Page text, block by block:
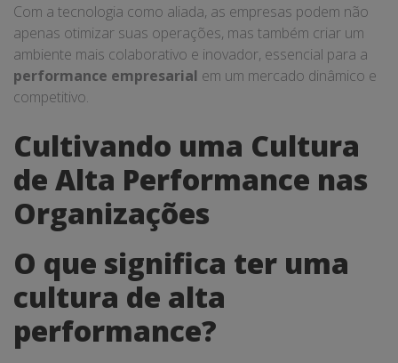
Com a tecnologia como aliada, as empresas podem não
apenas otimizar suas operações, mas também criar um
ambiente mais colaborativo e inovador, essencial para a
performance empresarial em um mercado dinâmico e
competitivo.
Cultivando uma Cultura
de Alta Performance nas
Organizações
O que significa ter uma
cultura de alta
performance?